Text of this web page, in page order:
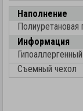
Наполнение
Полиуретановая
Информация
Гипоаллергенный
Съемный чехол